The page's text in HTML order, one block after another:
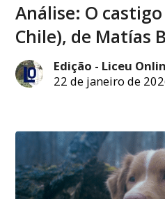
Análise: O
Chile), de Matías
Edição - Liceu
22 de janeiro de